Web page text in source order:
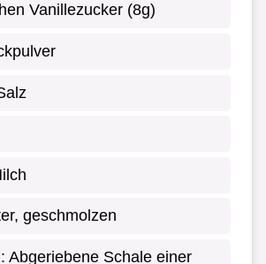
Vanillezucker (8g)
geschmolzen
Abgeriebene Schale einer